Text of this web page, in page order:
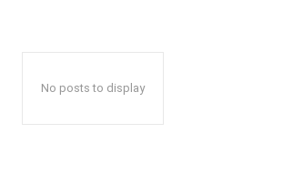
No posts to display